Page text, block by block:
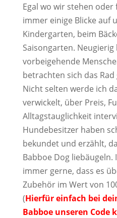
Egal wo wir stehen oder
immer einige Blicke auf
Kindergarten, beim
Saisongarten. Neugierig
vorbeigehende
betrachten sich das
Nicht selten werde ich
verwickelt, über Preis,
Alltagstauglichkeit
Hundebesitzer haben
bekundet und erzählt,
Babboe Dog liebäugeln.
immer gerne, dass es
Zubehör im Wert von
(Hierfür einfach bei
Babboeunseren Code